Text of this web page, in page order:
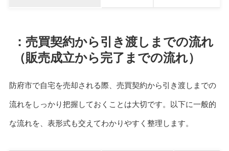
：売買契約から引き渡しまでの流れ
（販売成立から完了までの流れ）
防府市で自宅を売却される際、売買契約から引き渡しまでの
流れをしっかり把握しておくことは大切です。以下に一般的
な流れを、表形式も交えてわかりやすく整理します。